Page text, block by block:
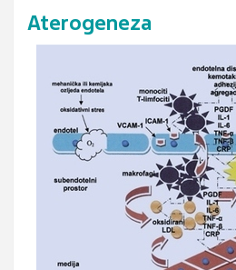
Aterogeneza